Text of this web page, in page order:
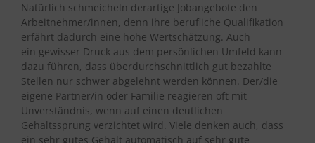
Natürlich schmeicheln derartige Jobangebote den
Arbeitnehmer/innen, denn ihre berufliche Qualifikation
erfährt dadurch eine hohe Wertschätzung. Auch
ein gewisser Druck aus dem persönlichen Umfeld kann
dazu führen, dass überdurchschnittlich gut bezahlte
Stellen nur schwer abgelehnt werden können. Der/die
eigene Partner/in oder Familie reagieren oft mit
Unverständnis, wenn auf einen deutlichen
Gehaltssprung verzichtet wird. Viele denken auch, dass
ein sehr gutes Gehalt automatisch auf sehr gute